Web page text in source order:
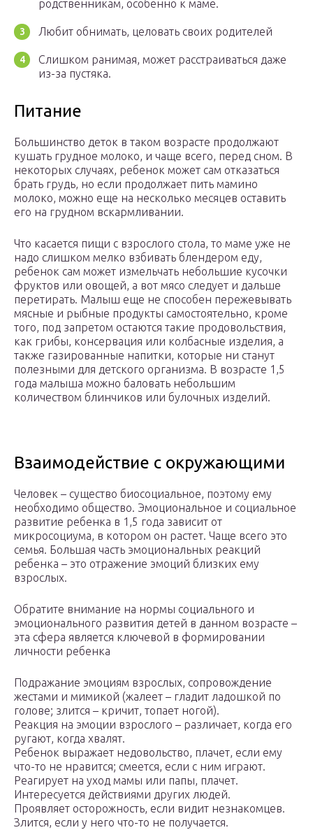
родственникам, особенно к маме.
Любит обнимать, целовать своих родителей
Слишком ранимая, может расстраиваться даже
из-за пустяка.
Питание
Большинство деток в таком возрасте продолжают
кушать грудное молоко, и чаще всего, перед сном. В
некоторых случаях, ребенок может сам отказаться
брать грудь, но если продолжает пить мамино
молоко, можно еще на несколько месяцев оставить
его на грудном вскармливании.
Что касается пищи с взрослого стола, то маме уже не
надо слишком мелко взбивать блендером еду,
ребенок сам может измельчать небольшие кусочки
фруктов или овощей, а вот мясо следует и дальше
перетирать. Малыш еще не способен пережевывать
мясные и рыбные продукты самостоятельно, кроме
того, под запретом остаются такие продовольствия,
как грибы, консервация или колбасные изделия, а
также газированные напитки, которые ни станут
полезными для детского организма. В возрасте 1,5
года малыша можно баловать небольшим
количеством блинчиков или булочных изделий.
Взаимодействие с окружающими
Человек – существо биосоциальное, поэтому ему
необходимо общество. Эмоциональное и социальное
развитие ребенка в 1,5 года зависит от
микросоциума, в котором он растет. Чаще всего это
семья. Большая часть эмоциональных реакций
ребенка – это отражение эмоций близких ему
взрослых.
Обратите внимание на нормы социального и
эмоционального развития детей в данном возрасте –
эта сфера является ключевой в формировании
личности ребенка
Подражание эмоциям взрослых, сопровождение
жестами и мимикой (жалеет – гладит ладошкой по
голове; злится – кричит, топает ногой).
Реакция на эмоции взрослого – различает, когда его
ругают, когда хвалят.
Ребенок выражает недовольство, плачет, если ему
что-то не нравится; смеется, если с ним играют.
Реагирует на уход мамы или папы, плачет.
Интересуется действиями других людей.
Проявляет осторожность, если видит незнакомцев.
Злится, если у него что-то не получается.